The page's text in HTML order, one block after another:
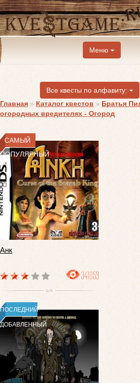
Меню
Все квесты по алфавиту:
Главная » Каталог квестов » Братья
огородных вредителях - Огород
САМЫЙ
ПОПУЛЯРНЫЙ
Анк
341059
ПОСЛЕДНИЙ
ДОБАВЛЕННЫЙ